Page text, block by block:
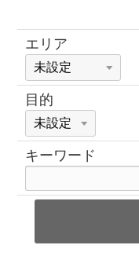
エリア
目的
キーワード